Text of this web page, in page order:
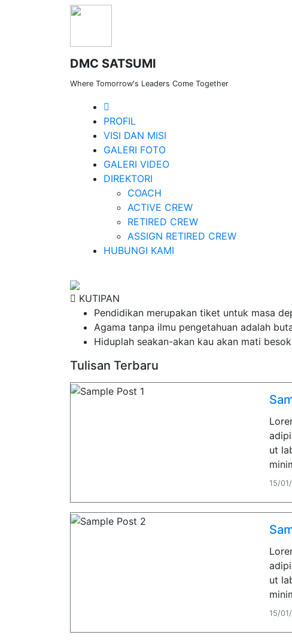
DMC SATSUMI
Where Tomorrow's Leaders Come Together
PROFIL
VISI DAN MISI
GALERI FOTO
GALERI VIDEO
DIREKTORI
COACH
ACTIVE CREW
RETIRED CREW
ASSIGN RETIRED CREW
HUBUNGI KAMI
Lorem ipsum dolor sit
KUTIPAN
Pendidikan merupakan tiket untuk masa
Agama tanpa ilmu pengetahuan adalah
Hiduplah seakan-akan kau akan mati
Tulisan Terbaru
ut
15/
ut
15/